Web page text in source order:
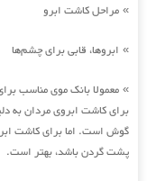
» مراحل کاشت ابرو
» ابروها، قابی برای چشم‌ها
» معمولا بانک موی مناسب
برای کاشت ابروی مردان به
گوش است. اما برای کاشت
پشت گردن باشد، بهتر است.